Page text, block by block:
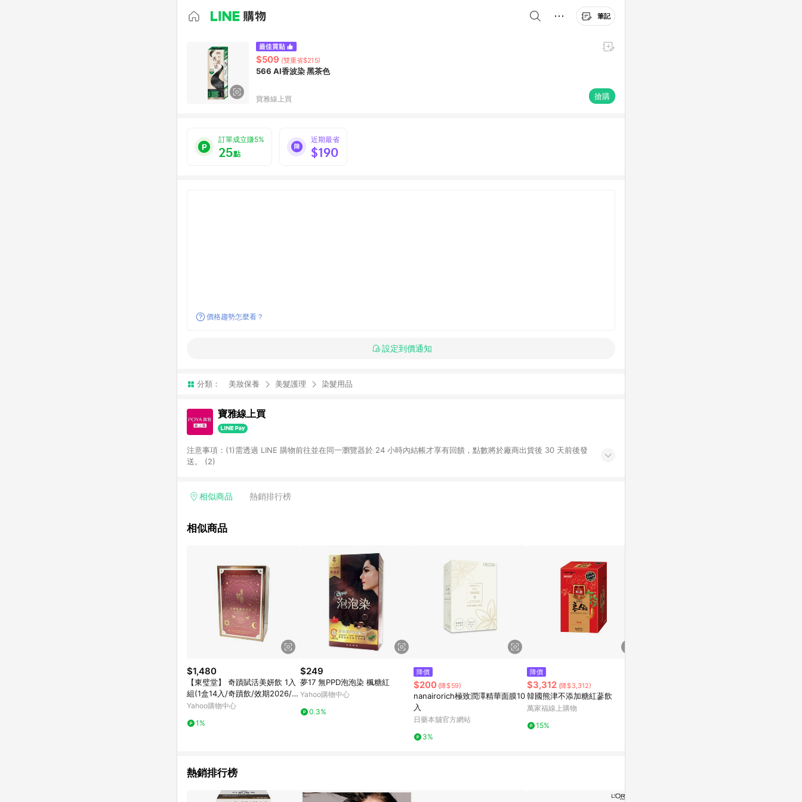
筆記
$509 (雙重省$215)
566 AI香波染 黑茶色
寶雅線上買 搶購
訂單成立賺5%
25點
近期最省
$190
價格趨勢怎麼看？
設定到價通知
分類： 美妝保養 美髮護理 染髮用品
寶雅線上買
注意事項：(1)需透過 LINE 購物前往並在同一瀏覽器於 24 小時內結帳才享有回饋，點數將於廠商出貨後 30 天前後發
送。 (2)
相似商品 熱銷排行榜
相似商品
$1,480
【東璧堂】 奇蹟賦活美妍飲 1入
組(1盒14入/奇蹟飲/效期2026/0
5/15)
Yahoo購物中心
1%
$249
夢17 無PPD泡泡染 楓糖紅
Yahoo購物中心
0.3%
降價
$200 (降$59)
nanairorich極致潤澤精華面膜10
入
日藥本舖官方網站
3%
降價
$3,312 (降$3,312)
韓國熊津不添加糖紅蔘飲
萬家福線上購物
15%
熱銷排行榜